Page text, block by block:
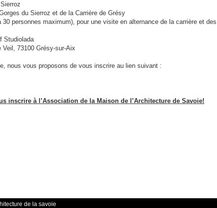
du Sierroz et de la Carrière de Grésy
30 personnes maximum), pour une visite en alternance de la carrière et des
Studiolada
Veil, 73100 Grésy-sur-Aix
nous vous proposons de vous inscrire au lien suivant :
inscrire à l’Association de la Maison de l’Architecture de Savoie!
de la savoie